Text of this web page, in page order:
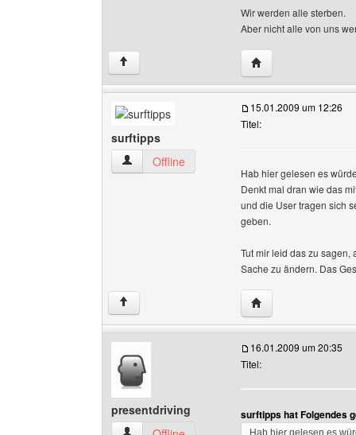
Wir werden alle sterben.
Aber nicht alle von uns
↑ Website dieses
surftipps
surftipps Benutzer-Profile anzeigen
Offline
15.01.2009 um 12:26
Titel:
Hab hier gelesen es
Denkt mal dran wie das
und die User tragen sich
geben.
Tut mir leid das zu
Sache zu ändern. Das
↑ Website dieses
presentdriving
16.01.2009 um 20:35
Titel:
surftipps hat Folgendes
Hab hier gelesen es